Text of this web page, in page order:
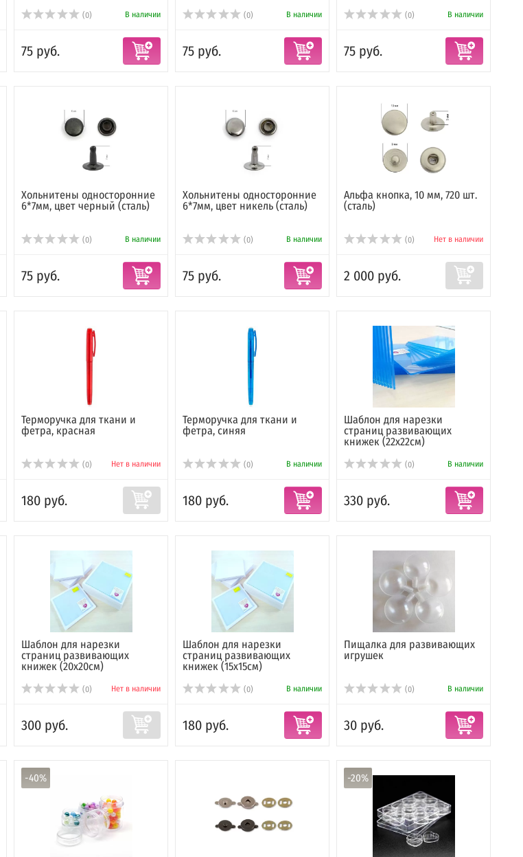
(0) В наличии
75 руб.
(0) В наличии
75 руб.
(0) В наличии
75 руб.
Хольнитены односторонние
6*7мм, цвет черный (сталь)
(0) В наличии
75 руб.
Хольнитены односторонние
6*7мм, цвет никель (сталь)
(0) В наличии
75 руб.
Альфа кнопка, 10 мм, 720 шт.
(сталь)
(0) Нет в наличии
2 000 руб.
Терморучка для ткани и
фетра, красная
(0) Нет в наличии
180 руб.
Терморучка для ткани и
фетра, синяя
(0) В наличии
180 руб.
Шаблон для нарезки
страниц развивающих
книжек (22х22см)
(0) В наличии
330 руб.
Шаблон для нарезки
страниц развивающих
книжек (20х20см)
(0) Нет в наличии
300 руб.
Шаблон для нарезки
страниц развивающих
книжек (15х15см)
(0) В наличии
180 руб.
Пищалка для развивающих
игрушек
(0) В наличии
30 руб.
-40% -20%